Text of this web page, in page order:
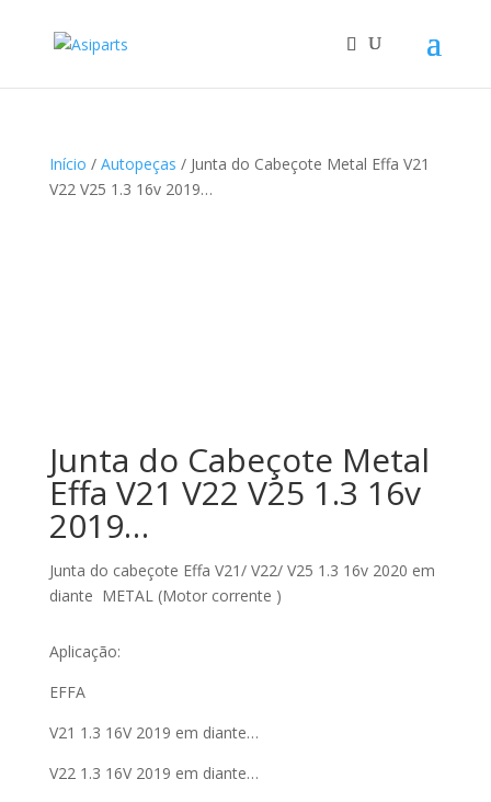
Início / Autopeças / Junta do Cabeçote Metal Effa V21
V22 V25 1.3 16v 2019…
Junta do Cabeçote Metal
Effa V21 V22 V25 1.3 16v
2019…
Junta do cabeçote Effa V21/ V22/ V25 1.3 16v 2020 em
diante METAL (Motor corrente )
Aplicação:
EFFA
V21 1.3 16V 2019 em diante…
V22 1.3 16V 2019 em diante…